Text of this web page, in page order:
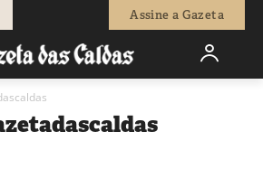
Assine a Gazeta